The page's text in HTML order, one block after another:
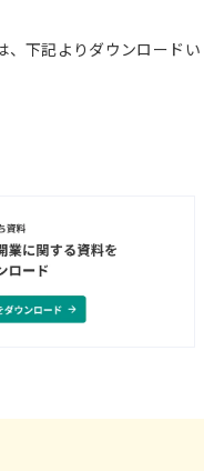
下記よりダウンロードい